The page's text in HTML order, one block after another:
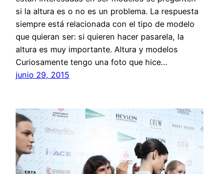
si la altura es o no es un problema. La respuesta
siempre está relacionada con el tipo de modelo
que quieran ser: si quieren hacer pasarela, la
altura es muy importante. Altura y modelos
Curiosamente tengo una foto que hice…
junio 29, 2015